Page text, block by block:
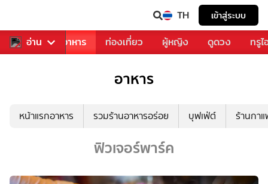
TH เข้าสู่ระบบ
อ่าน
การเพลง อาหาร ท่องเที่ยว ผู้หญิง ดูดวง ทรู
อาหาร
หน้าแรกอาหาร รวมร้านอาหารอร่อย บุฟเฟ่ต์ ร้านกา
ฟิวเจอร์พาร์ค